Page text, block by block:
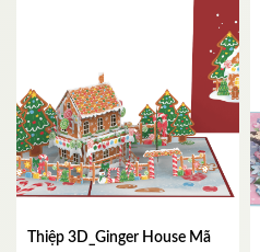
Thiệp 3D_Ginger House Mã